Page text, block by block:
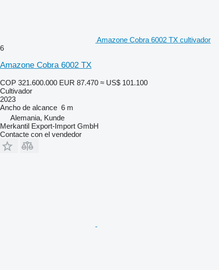
Amazone Cobra 6002 TX cultivador
6
Amazone Cobra 6002 TX
COP 321.600.000 EUR 87.470 ≈ US$ 101.100
Cultivador
2023
Ancho de alcance 6 m
Alemania, Kunde
Merkantil Export-Import GmbH
Contacte con el vendedor